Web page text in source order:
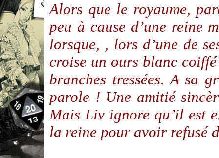
Alors que le royaume,
peu à cause d’une reine
lorsque, , lors d’une de
croise un ours blanc
branches tressées. A sa
parole ! Une amitié
Mais Liv ignore qu’il est
la reine pour avoir refusé